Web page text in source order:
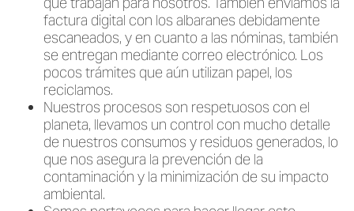
factura digital con los albaranes debidamente
escaneados, y en cuanto a las nóminas, también
se entregan mediante correo electrónico. Los
pocos trámites que aún utilizan papel, los
reciclamos.
Nuestros procesos son respetuosos con el
planeta, llevamos un control con mucho detalle
de nuestros consumos y residuos generados, lo
que nos asegura la prevención de la
contaminación y la minimización de su impacto
ambiental.